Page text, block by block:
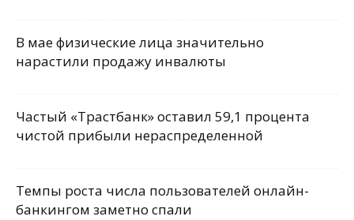
В мае физические лица значительно
нарастили продажу инвалюты
Частый «Трастбанк» оставил 59,1 процента
чистой прибыли нераспределенной
Темпы роста числа пользователей онлайн-
банкингом заметно спали